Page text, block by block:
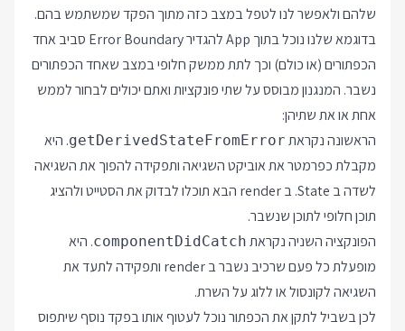
שלהם ולאפשר לנו לטפל במצב כזה מתוך הפקד שמשתמש בהם.
בדוגמא שלנו נוכל בתוך App להגדיר Error Boundary סביב אחד
הכפתורים (או כולם) וכך לתת ממשק חלופי במצב שאחד הכפתורים
נשבר. המנגנון מבוסס על שתי פונקציות ואתם יכולים לבחור לממש
אחת או את שתיהן:
הראשונה נקראת getDerivedStateFromError. היא
מקבלת כפרמטר את אוביקט השגיאה ותפקידה להפוך את השגיאה
לשדה ב State. ב render הבא תוכלו לבדוק את הסטייט ולהציג
תוכן חלופי לתוכן שנשבר.
הפונקציה השניה נקראת componentDidCatch. היא
מופעלת כל פעם שרכיב נשבר ב render ותפקידה לתעד את
השגיאה לקונסול או ללוג על השרת.
לכן בשביל לתקן את הכפתור נוכל לעטוף אותו בפקד נוסף שיתפוס